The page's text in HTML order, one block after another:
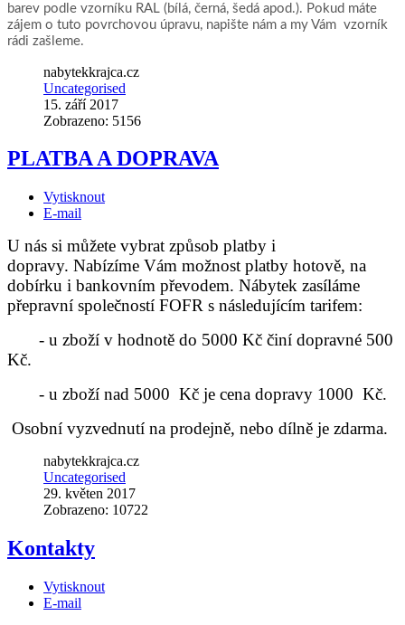
barev podle vzorníku RAL (bílá, černá, šedá apod.). Pokud máte
zájem o tuto povrchovou úpravu, napište nám a my Vám vzorník
rádi zašleme.
nabytekkrajca.cz
Uncategorised
15. září 2017
Zobrazeno: 5156
PLATBA A DOPRAVA
Vytisknout
E-mail
U nás si můžete vybrat způsob platby i
dopravy. Nabízíme Vám možnost platby hotově, na
dobírku i bankovním převodem. Nábytek zasíláme
přepravní společností FOFR s následujícím tarifem:
- u zboží v hodnotě do 5000 Kč činí dopravné 500
Kč.
- u zboží nad 5000 Kč je cena dopravy 1000 Kč.
Osobní vyzvednutí na prodejně, nebo dílně je zdarma.
nabytekkrajca.cz
Uncategorised
29. květen 2017
Zobrazeno: 10722
Kontakty
Vytisknout
E-mail